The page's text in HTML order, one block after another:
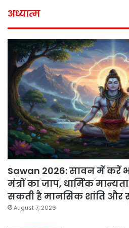
अध्यात्म
Sawan 2026: सावन में करें
मंत्रों का जाप, धार्मिक
सकती है मानसिक शांति और
August 7, 2026